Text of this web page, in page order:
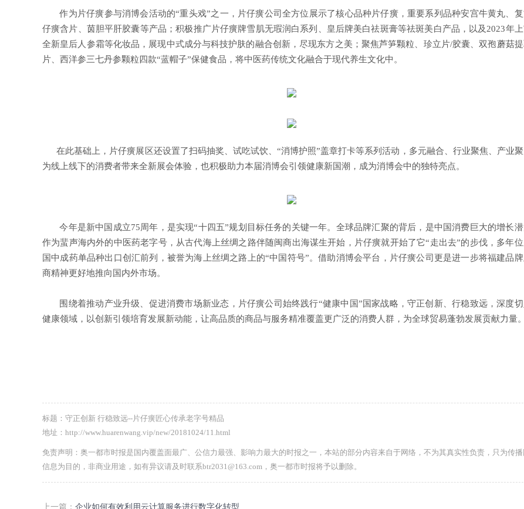
作为片仔癀参与消博会活动的“重头戏”之一，片仔癀公司全方位展示了核心品种片仔癀，重要系列品种安宫牛黄丸、
仔癀含片、茵胆平肝胶囊等产品；积极推广片仔癀牌雪肌无瑕润白系列、皇后牌美白祛斑膏等祛斑美白产品，以及2023年
全新皇后人参霜等化妆品，展现中式成分与科技护肤的融合创新，尽现东方之美；聚焦芦笋颗粒、珍立片/胶囊、双孢蘑菇
片、西洋参三七丹参颗粒四款“蓝帽子”保健食品，将中医药传统文化融合于现代养生文化中。
在此基础上，片仔癀展区还设置了扫码抽奖、试吃试饮、“消博护照”盖章打卡等系列活动，多元融合、行业聚焦、产业聚
为线上线下的消费者带来全新展会体验，也积极助力本届消博会引领健康新国潮，成为消博会中的独特亮点。
今年是新中国成立75周年，是实现“十四五”规划目标任务的关键一年。全球品牌汇聚的背后，是中国消费巨大的增长潜
作为蜚声海内外的中医药老字号，从古代海上丝绸之路伴随闽商出海谋生开始，片仔癀就开始了它“走出去”的步伐，多年位
国中成药单品种出口创汇前列，被誉为海上丝绸之路上的“中国符号”。借助消博会平台，片仔癀公司更是进一步将福建品牌
商精神更好地推向国内外市场。
围绕着推动产业升级、促进消费市场新业态，片仔癀公司始终践行“健康中国”国家战略，守正创新、行稳致远，深度切
健康领域，以创新引领培育发展新动能，让高品质的商品与服务精准覆盖更广泛的消费人群，为全球贸易蓬勃发展贡献力量。
标题：守正创新 行稳致远--片仔癀匠心传承老字号精品
地址：http://www.huarenwang.vip/new/20181024/11.html
免责声明：奥一都市时报是国内覆盖面最广、公信力最强、影响力最大的时报之一，本站的部分内容来自于网络，不为其真实性负责，只为传播
信息为目的，非商业用途，如有异议请及时联系btr2031@163.com，奥一都市时报将予以删除。
上一篇： 企业如何有效利用云计算服务进行数字化转型